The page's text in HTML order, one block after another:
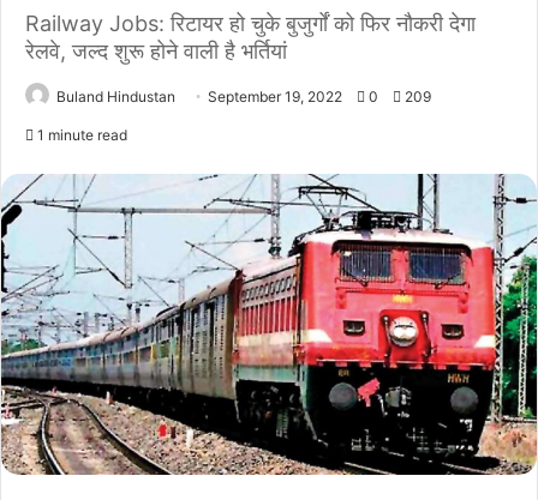
Railway Jobs: रिटायर हो चुके बुजुर्गों को फिर नौकरी देगा
रेलवे, जल्द शुरू होने वाली है भर्तियां
Buland Hindustan September 19, 2022 0 209
1 minute read